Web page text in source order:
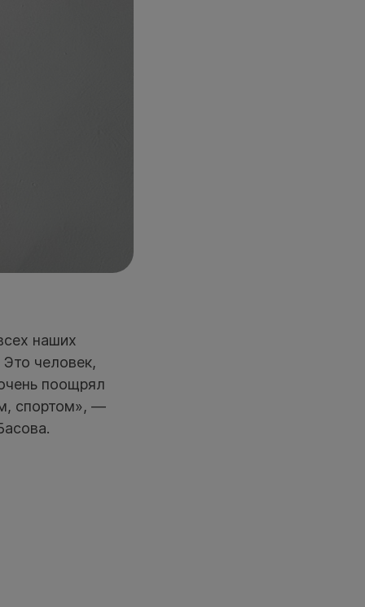
наших
человек,
поощрял
спортом», —